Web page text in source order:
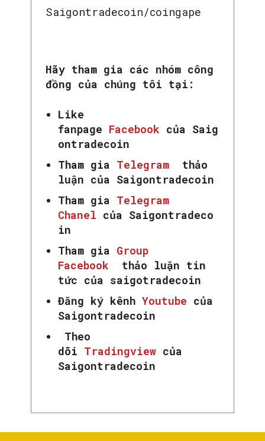
Saigontradecoin/coingape
Hãy tham gia các nhóm công
đồng của chúng tôi tại:
Like
fanpage Facebook của Saig
ontradecoin
Tham gia Telegram
thảo
luận của Saigontradecoin
Tham gia Telegram
Chanel của Saigontradeco
in
Tham gia Group
Facebook
thảo luận tin
tức của saigotradecoin
Đăng ký kênh Youtube của
Saigontradecoin
Theo
dõi Tradingview của
Saigontradecoin